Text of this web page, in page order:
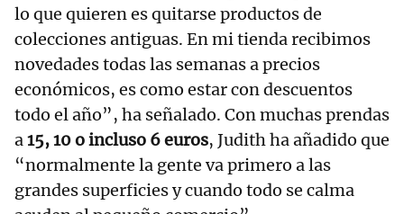
lo que quieren es quitarse productos de
colecciones antiguas. En mi tienda recibimos
novedades todas las semanas a precios
económicos, es como estar con descuentos
todo el año”, ha señalado. Con muchas prendas
a15, 10 o incluso 6 euros, Judith ha añadido que
“normalmente la gente va primero a las
grandes superficies y cuando todo se calma